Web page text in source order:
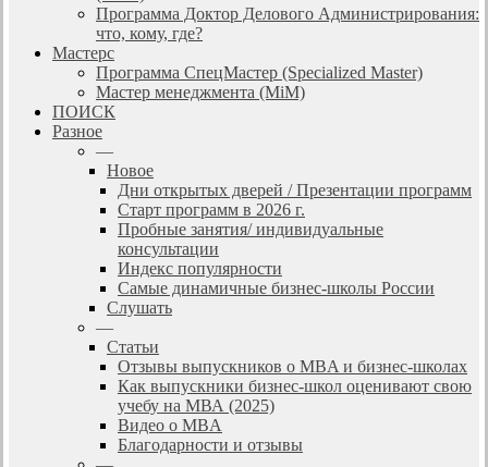
Программа Доктор Делового Администрирования:
что, кому, где?
Мастерс
Программа СпецМастер (Specialized Master)
Мастер менеджмента (MiM)
ПОИСК
Разное
—
Новое
Дни открытых дверей / Презентации программ
Старт программ в 2026 г.
Пробные занятия/ индивидуальные
консультации
Индекс популярности
Самые динамичные бизнес-школы России
Слушать
—
Статьи
Отзывы выпускников о MBA и бизнес-школах
Как выпускники бизнес-школ оценивают свою
учебу на МВА (2025)
Видео о MBA
Благодарности и отзывы